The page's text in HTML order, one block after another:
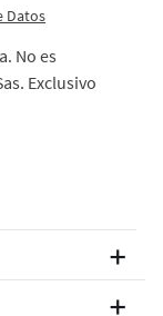
Datos
No es
Exclusivo